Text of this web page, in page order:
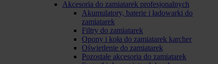
Akcesoria do zamiatarek profesjonalnych
Akumulatory, baterie i ładowarki do
zamiatarek
Filtry do zamiatarek
Opony i koła do zamiatarek karcher
Oświetlenie do zamiatarek
Pozostałe akcesoria do zamiatarek